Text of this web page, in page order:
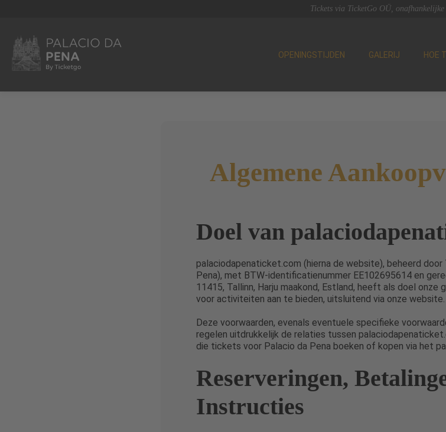
Tickets via TicketGo OÜ, onafhankelijke
OPENINGSTIJDEN GALERIJ HOE
Algemene
Doel van
palaciodapenaticket.com (hierna de website), beheerd door
Pena), met BTW-identificatienummer EE102695614 en
11415, Tallinn, Harju maakond, Estland, heeft als doel onze
voor activiteiten aan te bieden, uitsluitend via onze website.
Deze voorwaarden, evenals eventuele specifieke
regelen uitdrukkelijk de relaties tussen
die tickets voor Palacio da Pena boeken of kopen via het
Reserveringen,
Instructies